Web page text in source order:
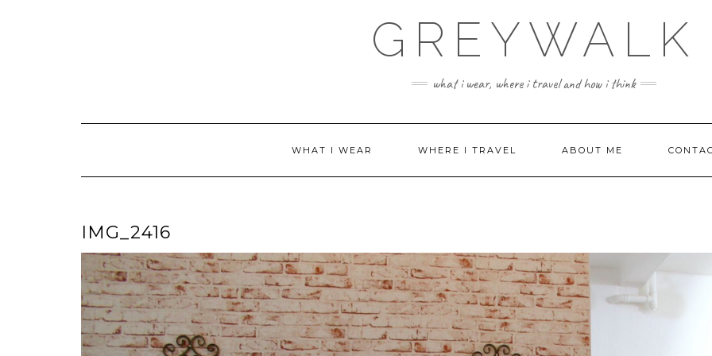
GREYWALK
what i wear, where i travel and how i think
WHAT I WEAR WHERE I TRAVEL ABOUT ME
IMG_2416